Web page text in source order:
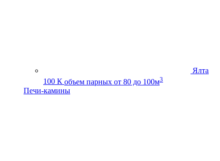
Ялта
100 К объем парных от 80 до 100м3
Печи-камины